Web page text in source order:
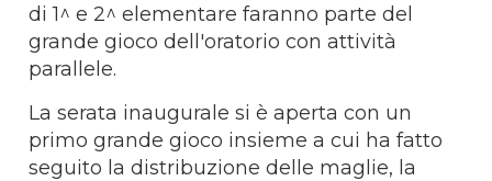
di 1^ e 2^ elementare faranno parte del
grande gioco dell'oratorio con attività
parallele.
La serata inaugurale si è aperta con un
primo grande gioco insieme a cui ha fatto
seguito la distribuzione delle maglie, la